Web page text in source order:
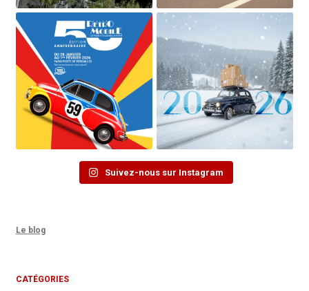
Suivez-nous sur Instagram
Le blog
CATÉGORIES